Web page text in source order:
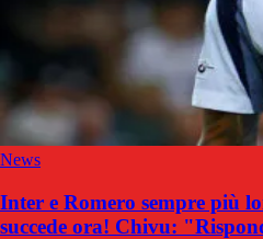
News
Inter e Romero sempre più
succede ora! Chivu: